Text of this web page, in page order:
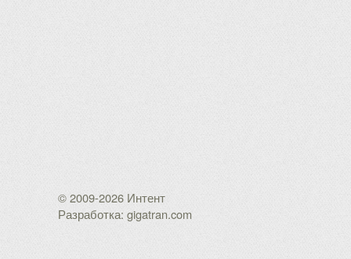
© 2009-2026 Интент
Разработка: gigatran.com